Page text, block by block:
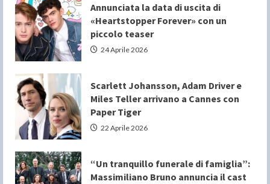
Annunciata la data di uscita di
«Heartstopper Forever» con un
piccolo teaser
24 Aprile 2026
Scarlett Johansson, Adam Driver e
Miles Teller arrivano a Cannes con
Paper Tiger
22 Aprile 2026
“Un tranquillo funerale di famiglia”:
Massimiliano Bruno annuncia il cast